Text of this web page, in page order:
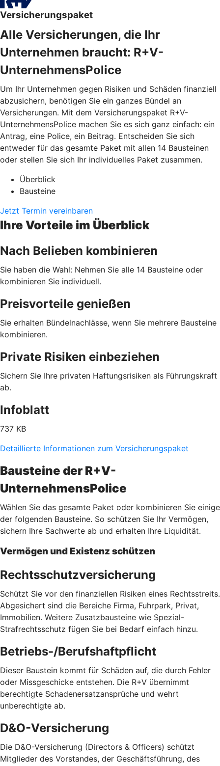
Versicherungspaket
Alle Versicherungen, die Ihr
Unternehmen braucht: R+V-
UnternehmensPolice
Um Ihr Unternehmen gegen Risiken und Schäden finanziell
abzusichern, benötigen Sie ein ganzes Bündel an
Versicherungen. Mit dem Versicherungspaket R+V-
UnternehmensPolice machen Sie es sich ganz einfach: ein
Antrag, eine Police, ein Beitrag. Entscheiden Sie sich
entweder für das gesamte Paket mit allen 14 Bausteinen
oder stellen Sie sich Ihr individuelles Paket zusammen.
Überblick
Bausteine
Jetzt Termin vereinbaren
Ihre Vorteile im Überblick
Nach Belieben kombinieren
Sie haben die Wahl: Nehmen Sie alle 14 Bausteine oder
kombinieren Sie individuell.
Preisvorteile genießen
Sie erhalten Bündelnachlässe, wenn Sie mehrere Bausteine
kombinieren.
Private Risiken einbeziehen
Sichern Sie Ihre privaten Haftungsrisiken als Führungskraft
ab.
Infoblatt
737 KB
Detaillierte Informationen zum Versicherungspaket
Bausteine der R+V-
UnternehmensPolice
Wählen Sie das gesamte Paket oder kombinieren Sie einige
der folgenden Bausteine. So schützen Sie Ihr Vermögen,
sichern Ihre Sachwerte ab und erhalten Ihre Liquidität.
Vermögen und Existenz schützen
Rechtsschutzversicherung
Schützt Sie vor den finanziellen Risiken eines Rechtsstreits.
Abgesichert sind die Bereiche Firma, Fuhrpark, Privat,
Immobilien. Weitere Zusatzbausteine wie Spezial-
Strafrechtsschutz fügen Sie bei Bedarf einfach hinzu.
Betriebs-/Berufshaftpflicht
Dieser Baustein kommt für Schäden auf, die durch Fehler
oder Missgeschicke entstehen. Die R+V übernimmt
berechtigte Schadenersatzansprüche und wehrt
unberechtigte ab.
D&O-Versicherung
Die D&O-Versicherung (Directors & Officers) schützt
Mitglieder des Vorstandes, der Geschäftsführung, des